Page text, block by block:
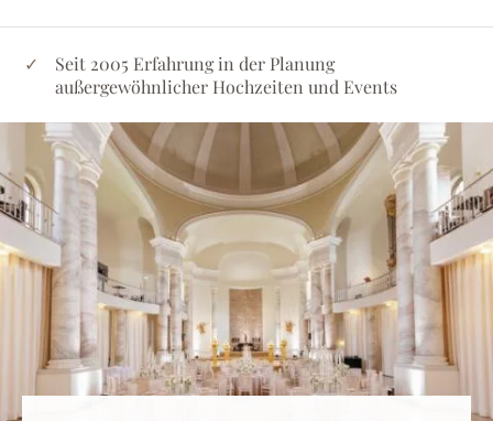
Seit 2005 Erfahrung in der Planung
außergewöhnlicher Hochzeiten und Events